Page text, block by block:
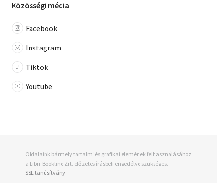
Közösségi média
Facebook
Instagram
Tiktok
Youtube
Oldalaink bármely tartalmi és grafikai elemének felhasználásához
a Libri-Bookline Zrt. előzetes írásbeli engedélye szükséges.
SSL tanúsítvány